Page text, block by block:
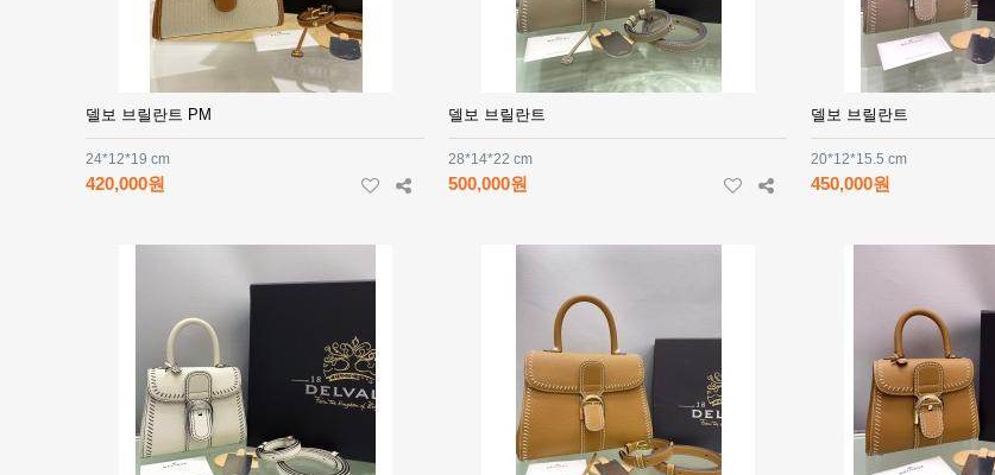
델보 브릴란트 PM
24*12*19 cm
420,000원
델보 브릴란트
28*14*22 cm
500,000원
델보 브릴란트
20*12*15.5 cm
450,000원